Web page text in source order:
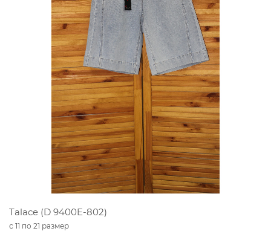
Talace (D 9400E-802)
с 11 по 21 размер